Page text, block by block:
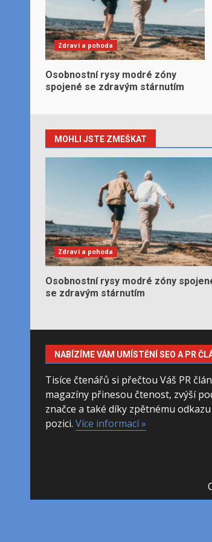
Zdraví a pohoda
Osobnostní rysy modré zóny
spojené se zdravým stárnutím
MOHLI JSTE ZMEŠKAT
Zdraví a pohoda
Osobnostní rysy modré zóny
se zdravým stárnutím
NABÍZÍME VÁM UMÍSTĚNÍ SEO A PR
Tisíce čtenářů si přečtou Váš PR
magazíny přinesou čtenost, zvýší
značce a také díky zpětnému odkazu
pozici. Více informací »